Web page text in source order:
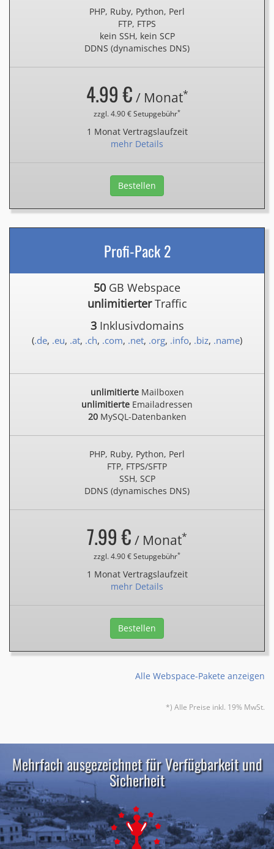
PHP, Ruby, Python, Perl
FTP, FTPS
kein SSH, kein SCP
DDNS (dynamisches DNS)
4.99 € / Monat*
zzgl. 4.90 € Setupgebühr*
1 Monat Vertragslaufzeit
mehr Details
Bestellen
Profi-Pack 2
50 GB Webspace
unlimitierterTraffic
3Inklusivdomains
(.de, .eu, .at, .ch, .com, .net, .org, .info, .biz, .name)
unlimitierteMailboxen
unlimitierte Emailadressen
20MySQL-Datenbanken
PHP, Ruby, Python, Perl
FTP, FTPS/SFTP
SSH, SCP
DDNS (dynamisches DNS)
7.99 € / Monat*
zzgl. 4.90 € Setupgebühr*
1 Monat Vertragslaufzeit
mehr Details
Bestellen
Alle Webspace-Pakete anzeigen
*) Alle Preise inkl. 19% MwSt.
Mehrfach ausgezeichnet für Verfügbarkeit und
Sicherheit